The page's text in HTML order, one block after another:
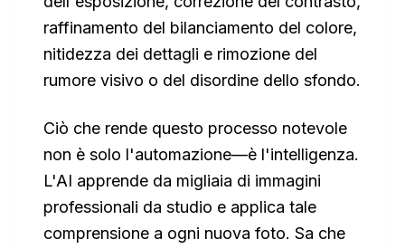
raffinamento del bilanciamento del colore,
nitidezza dei dettagli e rimozione del
rumore visivo o del disordine dello sfondo.
Ciò che rende questo processo notevole
non è solo l'automazione—è l'intelligenza.
L'AI apprende da migliaia di immagini
professionali da studio e applica tale
comprensione a ogni nuova foto. Sa che